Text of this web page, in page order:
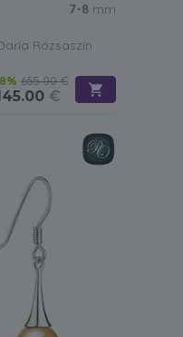
7-8 mm
Rózsaszín
655.00 €
€